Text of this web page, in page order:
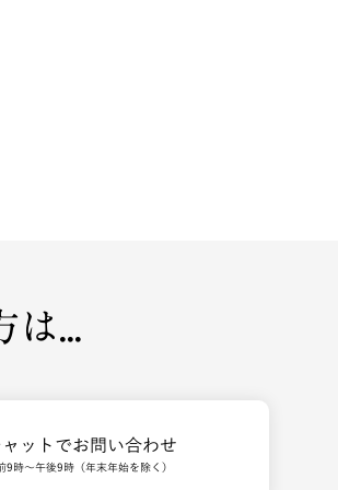
...
ットでお問い合わせ
9時～午後9時（年末年始を除く）